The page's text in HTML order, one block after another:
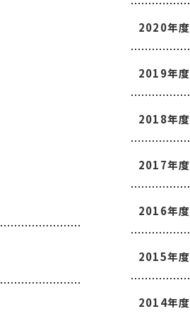
2020年度
2019年度
2018年度
2017年度
2016年度
2015年度
2014年度